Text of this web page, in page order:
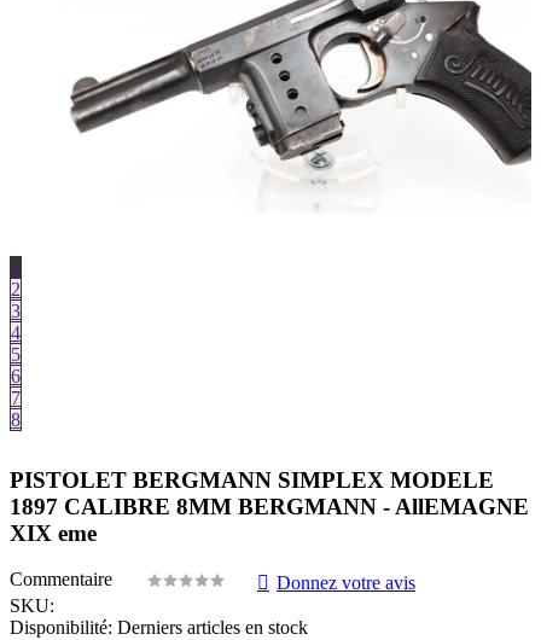
1
2
3
4
5
6
7
8
PISTOLET BERGMANN SIMPLEX MODELE
1897 CALIBRE 8MM BERGMANN - AllEMAGNE
XIX eme
Commentaire
Donnez votre avis
SKU:
Disponibilité: Derniers articles en stock